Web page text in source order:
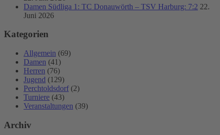
Damen Südliga 1: TC Donauwörth – TSV Harburg: 7:2 22.
Juni 2026
Kategorien
Allgemein (69)
Damen (41)
Herren (76)
Jugend (129)
Perchtoldsdorf (2)
Turniere (43)
Veranstaltungen (39)
Archiv